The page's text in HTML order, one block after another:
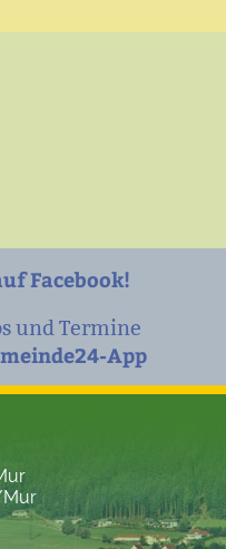
Facebook!
und Termine
App
Mur